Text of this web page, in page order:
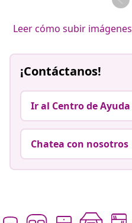
Leer cómo subir imágenes
¡Contáctanos!
Ir al Centro de Ayuda
Chatea con nosotros